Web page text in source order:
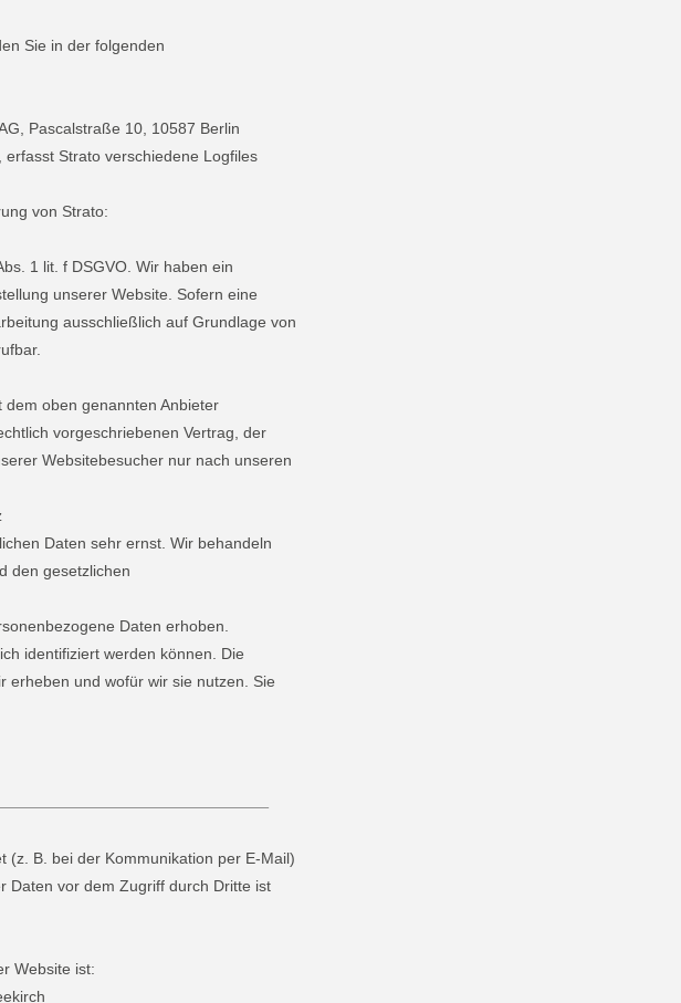
Sie in der folgenden
Pascalstraße 10, 10587 Berlin
erfasst Strato verschiedene Logfiles
von Strato:
1 lit. f DSGVO. Wir haben ein
unserer Website. Sofern eine
ausschließlich auf Grundlage von
oben genannten Anbieter
vorgeschriebenen Vertrag, der
Websitebesucher nur nach unseren
Daten sehr ernst. Wir behandeln
den gesetzlichen
Daten erhoben.
identifiziert werden können. Die
erheben und wofür wir sie nutzen. Sie
(z. B. bei der Kommunikation per E-Mail)
Daten vor dem Zugriff durch Dritte ist
Website ist: